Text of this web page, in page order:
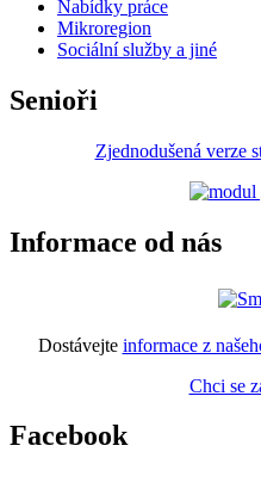
Nabídky práce
Mikroregion
Sociální služby a jiné
Senioři
Zjednodušená verze
Informace od nás
Dostávejte informace z
Chci se
Facebook